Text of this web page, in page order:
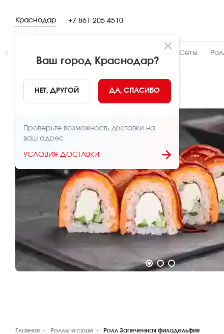
Краснодар
Ваш город Краснодар?
НЕТ, ДРУГОЙ ДА, СПАСИБО
Проверьте возможность доставки на
ваш адрес
УСЛОВИЯ ДОСТАВКИ
+7 861 205 4510
Сеты
НАЗАД
Главная Роллы и суши Ролл Запеченная филадельфия